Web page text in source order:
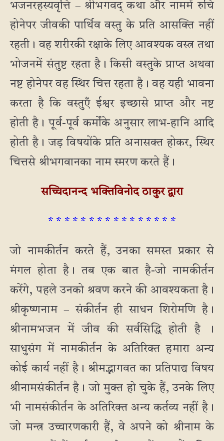
भजनरहस्यवृत्ति – श्रीभगवद् कथा और नाममें रुचि
होनेपर जीवकी पार्थिव वस्तु के प्रति आसक्ति नहीं
रहती। वह शरीरकी रक्षाके लिए आवश्यक वस्त्र तथा
भोजनमें संतुष्ट रहता है। किसी वस्तुके प्राप्त अथवा
नष्ट होनेपर वह स्थिर चित्त रहता है। वह यही भावना
करता है कि वस्तुएँ ईश्वर इच्छासे प्राप्त और नष्ट
होती है। पूर्व-पूर्व कर्मोंके अनुसार लाभ-हानि आदि
होती है। जड़ विषयोंके प्रति अनासक्त होकर, स्थिर
चित्तसे श्रीभगवानका नाम स्मरण करते हैं।
सच्चिदानन्द भक्तिविनोद ठाकुर द्वारा
* * * * * * * * * * * * * * * *
जो नामकीर्तन करते हैं, उनका समस्त प्रकार से
मंगल होता है। तब एक बात है-जो नामकीर्तन
करेंगे, पहले उनको श्रवण करने की आवश्यकता है।
श्रीकृष्णनाम – संकीर्तन ही साधन शिरोमणि है।
श्रीनामभजन में जीव की सर्वसिद्धि होती है ।
साधुसंग में नामकीर्तन के अतिरिक्त हमारा अन्य
कोई कार्य नहीं है। श्रीम‌द्भागवत का प्रतिपाद्य विषय
श्रीनामसंकीर्तन है। जो मुक्त हो चुके हैं, उनके लिए
भी नामसंकीर्तन के अतिरिक्त अन्य कर्तव्य नहीं है।
जो मन्त्र उच्चारणकारी हैं, वे अपने को श्रीनाम के